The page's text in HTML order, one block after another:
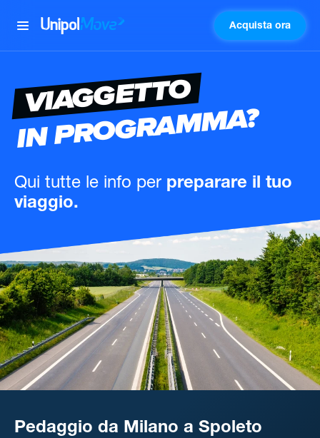
UnipolMove Acquista ora
VIAGGETTO
IN PROGRAMMA?
Qui tutte le info per preparare il tuo
viaggio.
Pedaggio da Milano a Spoleto